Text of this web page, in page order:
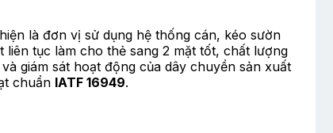
hiện là đơn vị sử dụng hệ thống cán, kéo sườn
tục làm cho thẻ sang 2 mặt tốt, chất lượng
giám sát hoạt động của dây chuyền sản xuất
chuẩn IATF 16949.